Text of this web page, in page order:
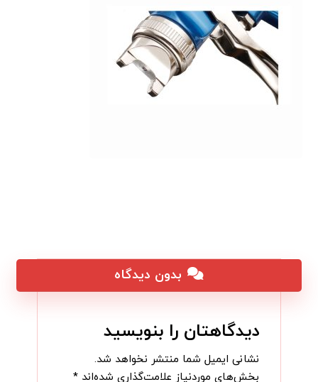
بدون دیدگاه
دیدگاهتان را بنویسید
نشانی ایمیل شما منتشر نخواهد شد.
بخش‌های موردنیاز علامت‌گذاری شده‌اند*